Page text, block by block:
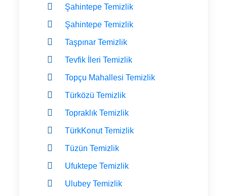
Şahintepe Temizlik
Şahintepe Temizlik
Taşpınar Temizlik
Tevfik İleri Temizlik
Topçu Mahallesi Temizlik
Türközü Temizlik
Topraklık Temizlik
TürkKonut Temizlik
Tüzün Temizlik
Ufuktepe Temizlik
Ulubey Temizlik